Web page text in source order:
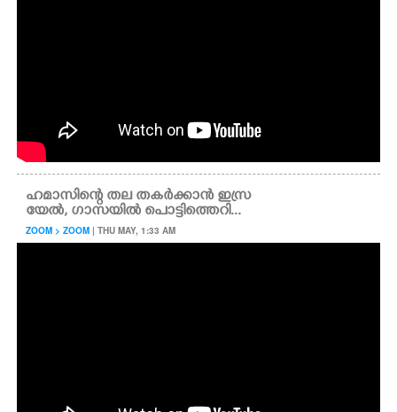
ഹമാസിന്റെ തല തകർക്കാൻ ഇസ്ര
യേൽ, ഗാസയിൽ പൊട്ടിത്തെറി...
ZOOM > ZOOM | THU MAY, 1:33 AM